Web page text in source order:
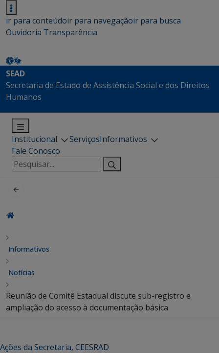
ir para conteúdoir para navegaçãoir para busca
Ouvidoria Transparência
SEAD
Secretaria de Estado de Assistência Social e dos Direitos
Humanos
Institucional ServiçosInformativos
Fale Conosco
Pesquisar
por:
Informativos
Notícias
Reunião de Comitê Estadual discute sub-registro e
ampliação do acesso à documentação básica
Ações da Secretaria, CEESRAD